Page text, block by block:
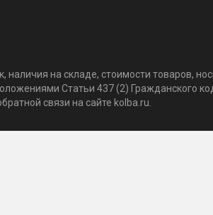
наличия на складе, стоимости товаров,
Статьи 437 (2) Гражданского
связи на сайте kolba.ru.